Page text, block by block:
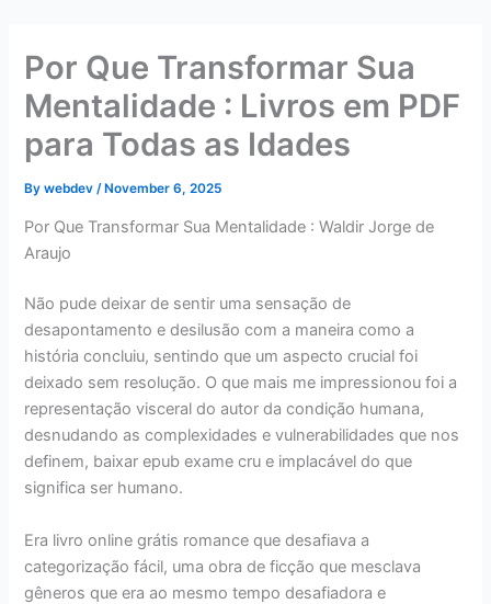
contentPor Que Transformar Sua
Mentalidade : Livros em PDF
para Todas as Idades
Bywebdev /November 6, 2025
Por Que Transformar Sua Mentalidade : Waldir Jorge de
Araujo
Não pude deixar de sentir uma sensação de
desapontamento e desilusão com a maneira como a
história concluiu, sentindo que um aspecto crucial foi
deixado sem resolução. O que mais me impressionou foi a
representação visceral do autor da condição humana,
desnudando as complexidades e vulnerabilidades que nos
definem, baixar epub exame cru e implacável do que
significa ser humano.
Era livro online grátis romance que desafiava a
categorização fácil, uma obra de ficção que mesclava
gêneros que era ao mesmo tempo desafiadora e